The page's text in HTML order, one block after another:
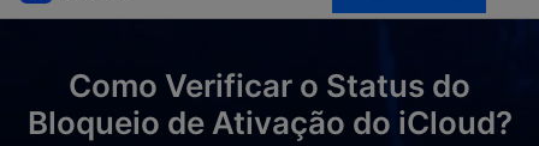
Visão geral
Soluções
Sobre nós
Veja Toolkit Completo >
Productos
Como Verificar o Status do
Bloqueio de Ativação do iCloud?